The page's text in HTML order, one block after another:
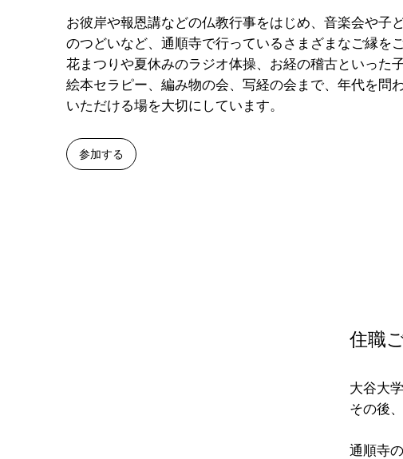
お彼岸や報恩講などの仏教行事をはじめ、音楽会や子
のつどいなど、通順寺で行っているさまざまなご縁を
花まつりや夏休みのラジオ体操、お経の稽古といった
絵本セラピー、編み物の会、写経の会まで、年代を問
いただける場を大切にしています。
参加する
住職
大谷大
その後
通順寺